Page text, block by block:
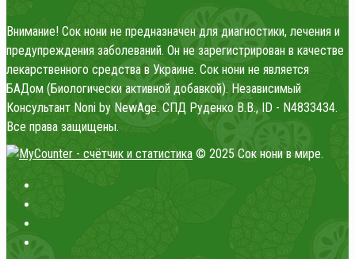
Внимание! Сок нони не предназначен для диагностики, лечения и
предупреждения заболеваний. Он не зарегистрирован в качестве
лекарственного средства в Украине. Сок нони не является
БАДом (Биологически активной добавкой). Независимый
Консультант Noni by NewAge. СПД Руденко В.В., ID - N4833434.
Все права защищены.
© 2025 Сок нони в мире.